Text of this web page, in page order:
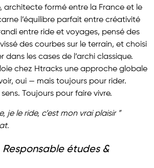
architecte formé entre la France et le
l’équilibre parfait entre créativité
entre ride et voyages, pensé des
des courbes sur le terrain, et choisi
dans les cases de l’archi classique.
chez Htracks une approche globale
oui — mais toujours pour rider.
Toujours pour faire vivre.
je le ride, c’est mon vrai plaisir ”
Responsable études &